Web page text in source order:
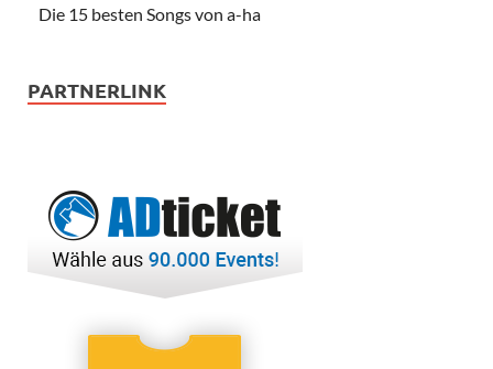
Die 15 besten Songs von a-ha
PARTNERLINK